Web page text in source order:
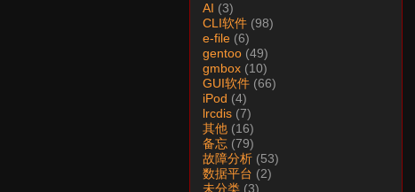
AI (3)
CLI软件 (98)
e-file (6)
gentoo (49)
gmbox (10)
GUI软件 (66)
iPod (4)
lrcdis (7)
其他 (16)
备忘 (79)
故障分析 (53)
数据平台 (2)
未分类 (3)